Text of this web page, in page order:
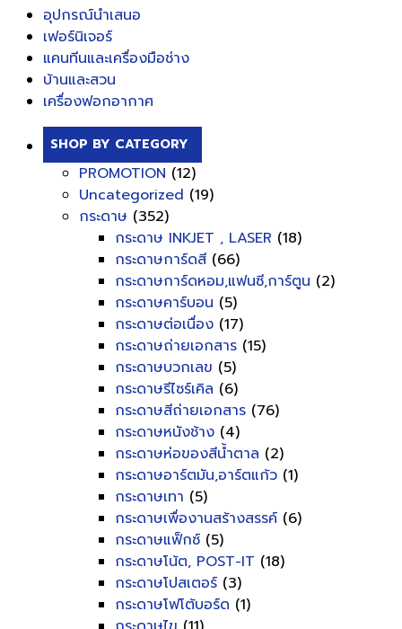
อุปกรณ์นำเสนอ
เฟอร์นิเจอร์
แคนทีนและเครื่องมือช่าง
บ้านและสวน
เครื่องฟอกอากาศ
SHOP BY CATEGORY
PROMOTION (12)
Uncategorized (19)
กระดาษ (352)
กระดาษ INKJET , LASER (18)
กระดาษการ์ดสี (66)
กระดาษการ์ดหอม,แฟนซี,การ์ตูน (2)
กระดาษคาร์บอน (5)
กระดาษต่อเนื่อง (17)
กระดาษถ่ายเอกสาร (15)
กระดาษบวกเลข (5)
กระดาษรีไซร์เคิล (6)
กระดาษสีถ่ายเอกสาร (76)
กระดาษหนังช้าง (4)
กระดาษห่อของสีน้ำตาล (2)
กระดาษอาร์ตมัน,อาร์ตแก้ว (1)
กระดาษเทา (5)
กระดาษเพื่องานสร้างสรรค์ (6)
กระดาษแฟ็กซ์ (5)
กระดาษโน้ต, POST-IT (18)
กระดาษโปสเตอร์ (3)
กระดาษโฟโต้บอร์ด (1)